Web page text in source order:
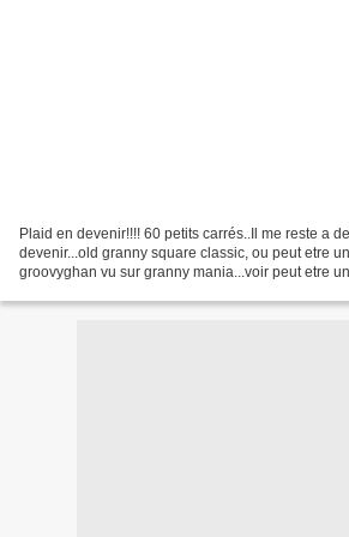
Plaid en devenir!!!! 60 petits carrés..Il me reste a
devenir...old granny square classic, ou peut etre
groovyghan vu sur granny mania...voir peut etre